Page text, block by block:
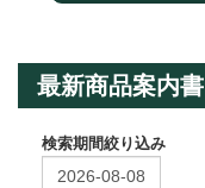
最新商品案内書
検索期間絞り込み